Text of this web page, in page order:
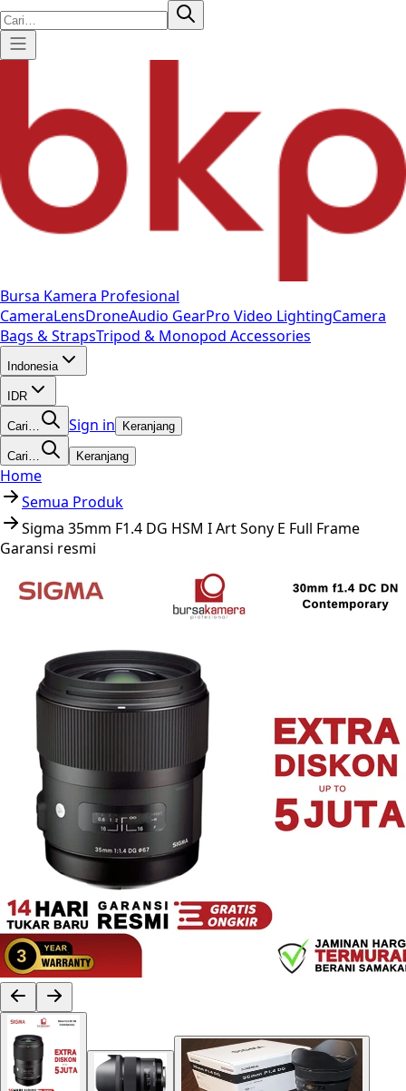
Bursa Kamera Profesional
CameraLensDroneAudio GearPro Video LightingCamera
Bags & StrapsTripod & Monopod Accessories
Indonesia
IDR
Cari… Sign in Keranjang
Cari… Keranjang
Home
Semua Produk
Sigma 35mm F1.4 DG HSM I Art Sony E Full Frame
Garansi resmi